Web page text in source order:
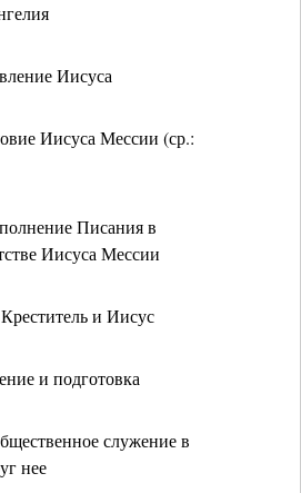
Иисуса
Иисуса Мессии (ср.:
Писания в
Иисуса Мессии
и Иисус
и подготовка
служение в
нее